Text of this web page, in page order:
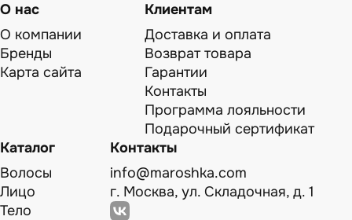
О нас
О компании
Бренды
Карта сайта
Клиентам
Доставка и оплата
Возврат товара
Гарантии
Контакты
Программа лояльности
Подарочный сертификат
Каталог
Волосы
Лицо
Тело
Контакты
info@maroshka.com
г. Москва, ул. Складочная, д. 1